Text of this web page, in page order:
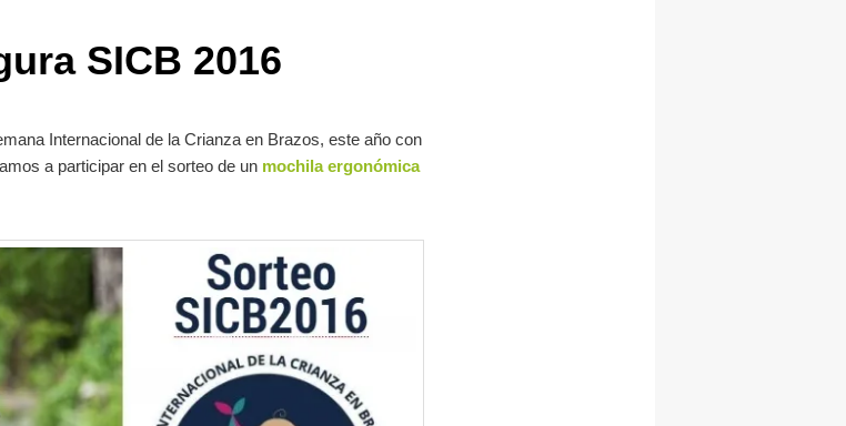
SICB 2016
Internacional de la Crianza en Brazos, este año con
a participar en el sorteo de un mochila ergonómica